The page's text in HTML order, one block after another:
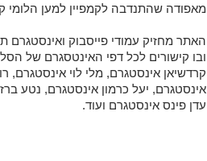
מאפודה שהתנדבה לקמפיין למען הלומי
האתר מחזיק עמודי פייסבוק
ובו קישורים לכל דפי האינטסגרם של
קרדשיאן אינסטגרם, מלי לוי אינסטגרם,
אינסטגרם, יעל כרמון אינסטגרם, נטע
עדן פינס אינסטגרם ועוד.